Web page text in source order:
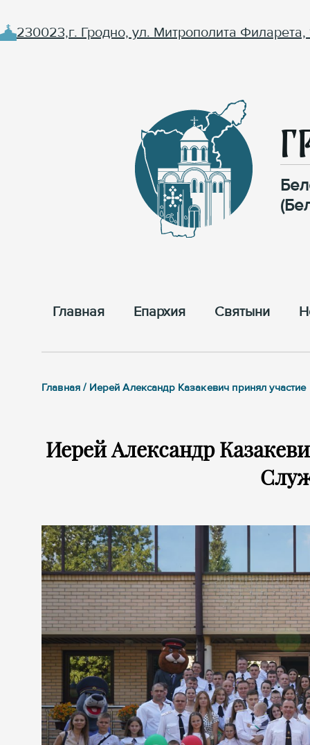
230023,г. Гродно, ул. Митрополита Филарета,
Главная Епархия Cвятыни
Главная / Иерей Александр Казакевич принял
Иерей Александр